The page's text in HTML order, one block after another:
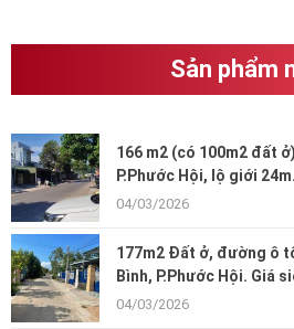
Sản phẩm
166 m2 (có 100m2 đất
P.Phước Hội, lộ giới
04/03/2026
177m2 Đất ở, đường ô
Bình, P.Phước Hội. Giá
04/03/2026